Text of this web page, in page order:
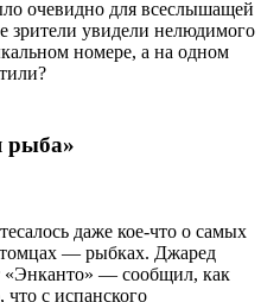
очевидно для всеслышащей
зрители увидели нелюдимого
номере, а на одном
рыба»
даже кое-что о самых
— рыбках. Джаред
— сообщил, как
что с испанского